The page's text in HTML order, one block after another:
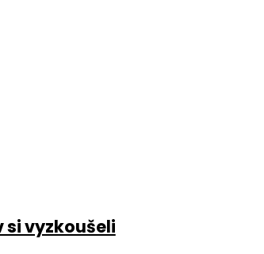
si vyzkoušeli